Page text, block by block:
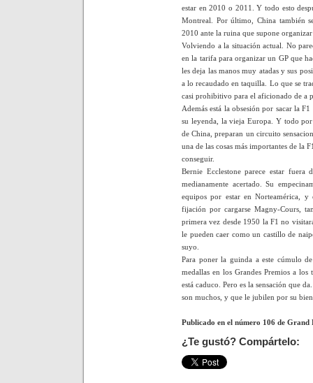
estar en 2010 o 2011. Y todo esto
Montreal. Por último, China también
2010 ante la ruina que supone
Volviendo a la situación actual. No
en la tarifa para organizar un GP que
les deja las manos muy atadas y sus
a lo recaudado en taquilla. Lo que se
casi prohibitivo para el aficionado de a
Además está la obsesión por sacar la
su leyenda, la vieja Europa. Y todo por
de China, preparan un circuito
una de las cosas más importantes de la
conseguir.
Bernie Ecclestone parece estar
medianamente acertado. Su
equipos por estar en Norteamérica,
fijación por cargarse Magny-Cours,
primera vez desde 1950 la F1 no
le pueden caer como un castillo de
suyo.
Para poner la guinda a este cúmulo
medallas en los Grandes Premios a
está caduco. Pero es la sensación que
son muchos, y que le jubilen por su
Publicado en el número 106 de
¿Te gustó? Compártelo: